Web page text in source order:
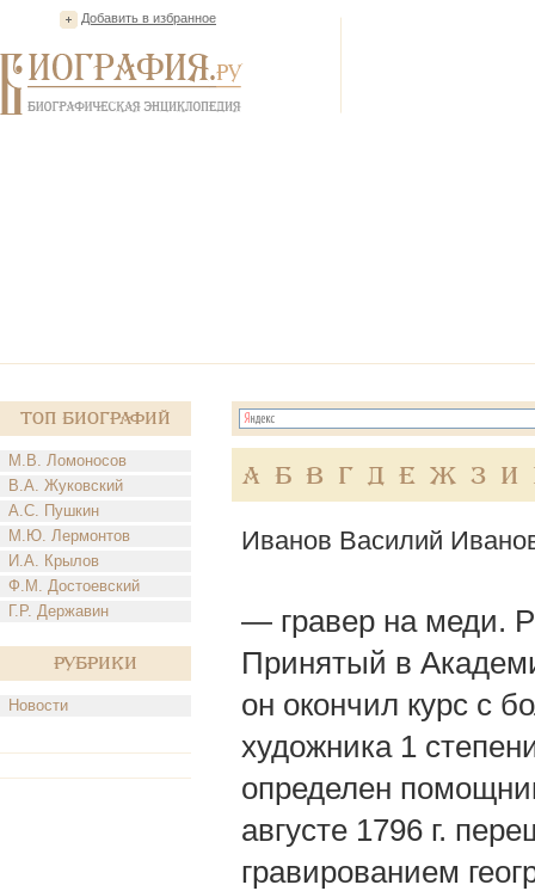
Добавить в избранное
Топ Биографий
М.В. Ломоносов
В.А. Жуковский
А.С. Пушкин
М.Ю. Лермонтов
И.А. Крылов
Ф.М. Достоевский
Г.Р. Державин
Рубрики
Новости
А Б В Г Д Е Ж З И
Иванов Василий
— гравер на меди.
Принятый в
он окончил курс с
художника 1
определен
августе 1796 г.
гравированием